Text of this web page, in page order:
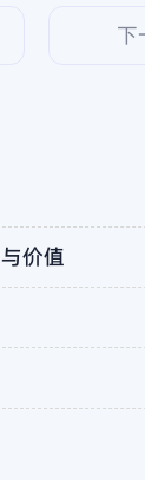
下
价值